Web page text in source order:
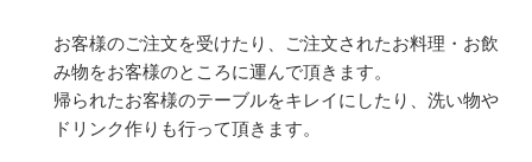
お客様のご注文を受けたり、ご注文されたお料理・お飲
み物をお客様のところに運んで頂きます。
帰られたお客様のテーブルをキレイにしたり、洗い物や
ドリンク作りも行って頂きます。